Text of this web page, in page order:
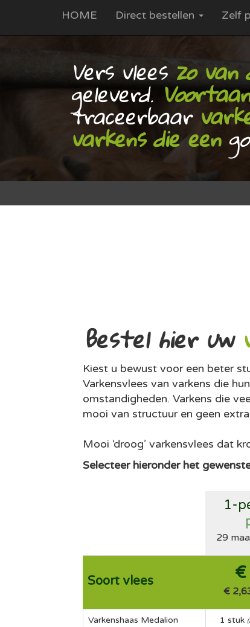
HOME Direct bestellen Zelf
Vers vleeszo
geleverd.
traceerbaar
varkens die een
Bestel hier uw
Kiest u bewust voor een beter
Varkensvlees van varkens die
omstandigheden. Varkens die
mooi van structuur en geen
Mooi ‘droog’ varkensvlees dat
Selecteer hieronder het
1-
29
Soort vlees €
€
Varkenshaas Medalion 1 stuk